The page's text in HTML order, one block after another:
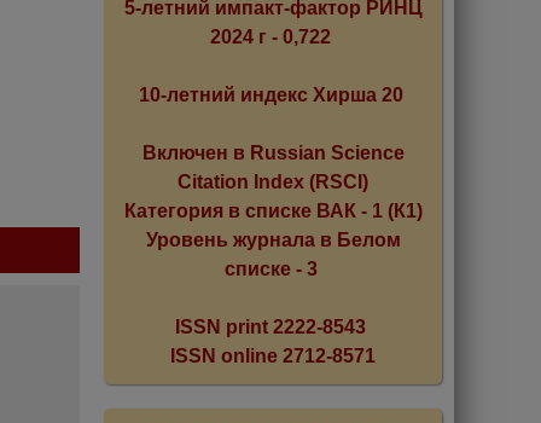
5-летний импакт-фактор РИНЦ
2024 г - 0,722
10-летний индекс Хирша 20
Включен в Russian Science
Citation Index (RSCI)
Категория в списке ВАК - 1 (К1)
Уровень журнала в Белом
списке - 3
ISSN print 2222-8543
ISSN online 2712-8571